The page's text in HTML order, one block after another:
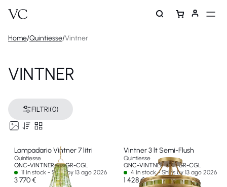
Home/Quintiesse/Vintner
VINTNER
FILTRI(0)
Lampadario Vintner 7 litri
Quintiesse
QNC-VINTNER-7P-GR-CGL
11 In stock - Ships by 13 ago 2026
3 770 €
Vintner 3 lt Semi-Flush
Quintiesse
QNC-VINTNER-3SF-GR-CGL
4 In stock - Ships by 13 ago 2026
1 428 €